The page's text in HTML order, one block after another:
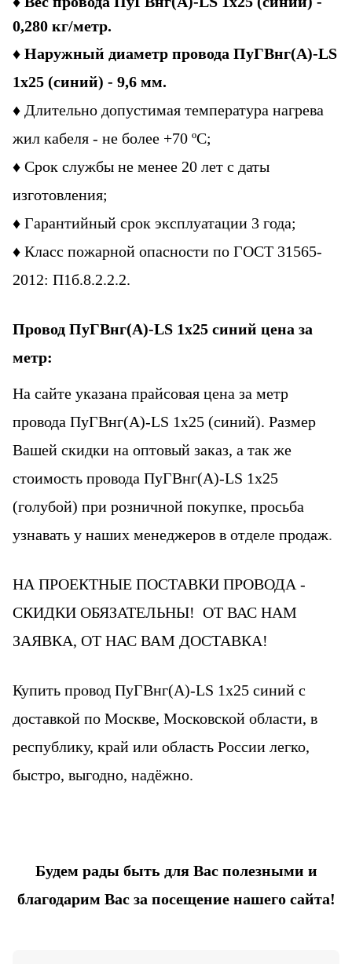
0,280 кг/метр.
♦ Наружный диаметр провода ПуГВнг(А)-LS
1х25 (синий) - 9,6 мм.
♦ Длительно допустимая температура нагрева
жил кабеля - не более +70 ºС;
♦ Срок службы не менее 20 лет с даты
изготовления;
♦ Гарантийный срок эксплуатации 3 года;
♦ Класс пожарной опасности по ГОСТ 31565-
2012: П1б.8.2.2.2.
Провод ПуГВнг(А)-LS 1х25 синий цена за
метр:
На сайте указана прайсовая цена за метр
провода ПуГВнг(А)-LS 1х25 (синий). Размер
Вашей скидки на оптовый заказ, а так же
стоимость провода ПуГВнг(А)-LS 1х25
(голубой) при розничной покупке, просьба
узнавать у наших менеджеров в отделе продаж.
НА ПРОЕКТНЫЕ ПОСТАВКИ ПРОВОДА -
СКИДКИ ОБЯЗАТЕЛЬНЫ! ОТ ВАС НАМ
ЗАЯВКА, ОТ НАС ВАМ ДОСТАВКА!
Купить провод ПуГВнг(А)-LS 1х25 синий с
доставкой по Москве, Московской области, в
республику, край или область России легко,
быстро, выгодно, надёжно.
Будем рады быть для Вас полезными и
благодарим Вас за посещение нашего сайта!